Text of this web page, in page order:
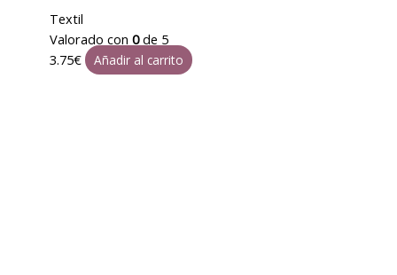
Textil
Valorado con 0de 5
3.75€ Añadir al carrito